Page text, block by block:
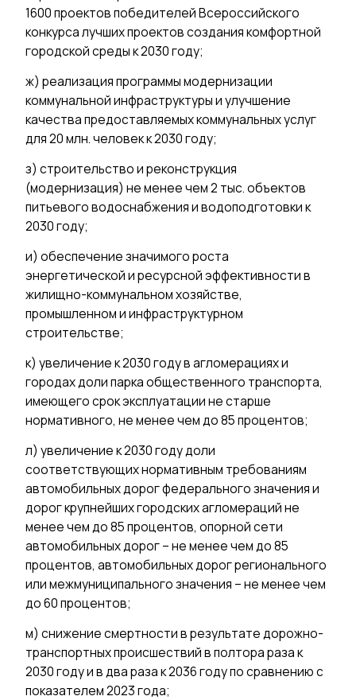
1600 проектов победителей Всероссийского
конкурса лучших проектов создания комфортной
городской среды к 2030 году;
ж) реализация программы модернизации
коммунальной инфраструктуры и улучшение
качества предоставляемых коммунальных услуг
для 20 млн. человек к 2030 году;
з) строительство и реконструкция
(модернизация) не менее чем 2 тыс. объектов
питьевого водоснабжения и водоподготовки к
2030 году;
и) обеспечение значимого роста
энергетической и ресурсной эффективности в
жилищно-коммунальном хозяйстве,
промышленном и инфраструктурном
строительстве;
к) увеличение к 2030 году в агломерациях и
городах доли парка общественного транспорта,
имеющего срок эксплуатации не старше
нормативного, не менее чем до 85 процентов;
л) увеличение к 2030 году доли
соответствующих нормативным требованиям
автомобильных дорог федерального значения и
дорог крупнейших городских агломераций не
менее чем до 85 процентов, опорной сети
автомобильных дорог – не менее чем до 85
процентов, автомобильных дорог регионального
или межмуниципального значения – не менее чем
до 60 процентов;
м) снижение смертности в результате дорожно-
транспортных происшествий в полтора раза к
2030 году и в два раза к 2036 году по сравнению с
показателем 2023 года;